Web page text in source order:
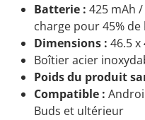
Batterie : 425 mAh
charge pour 45%
Dimensions : 46.5 x
Boîtier acier
Poids du produit
Compatible :
Buds et ultérieur